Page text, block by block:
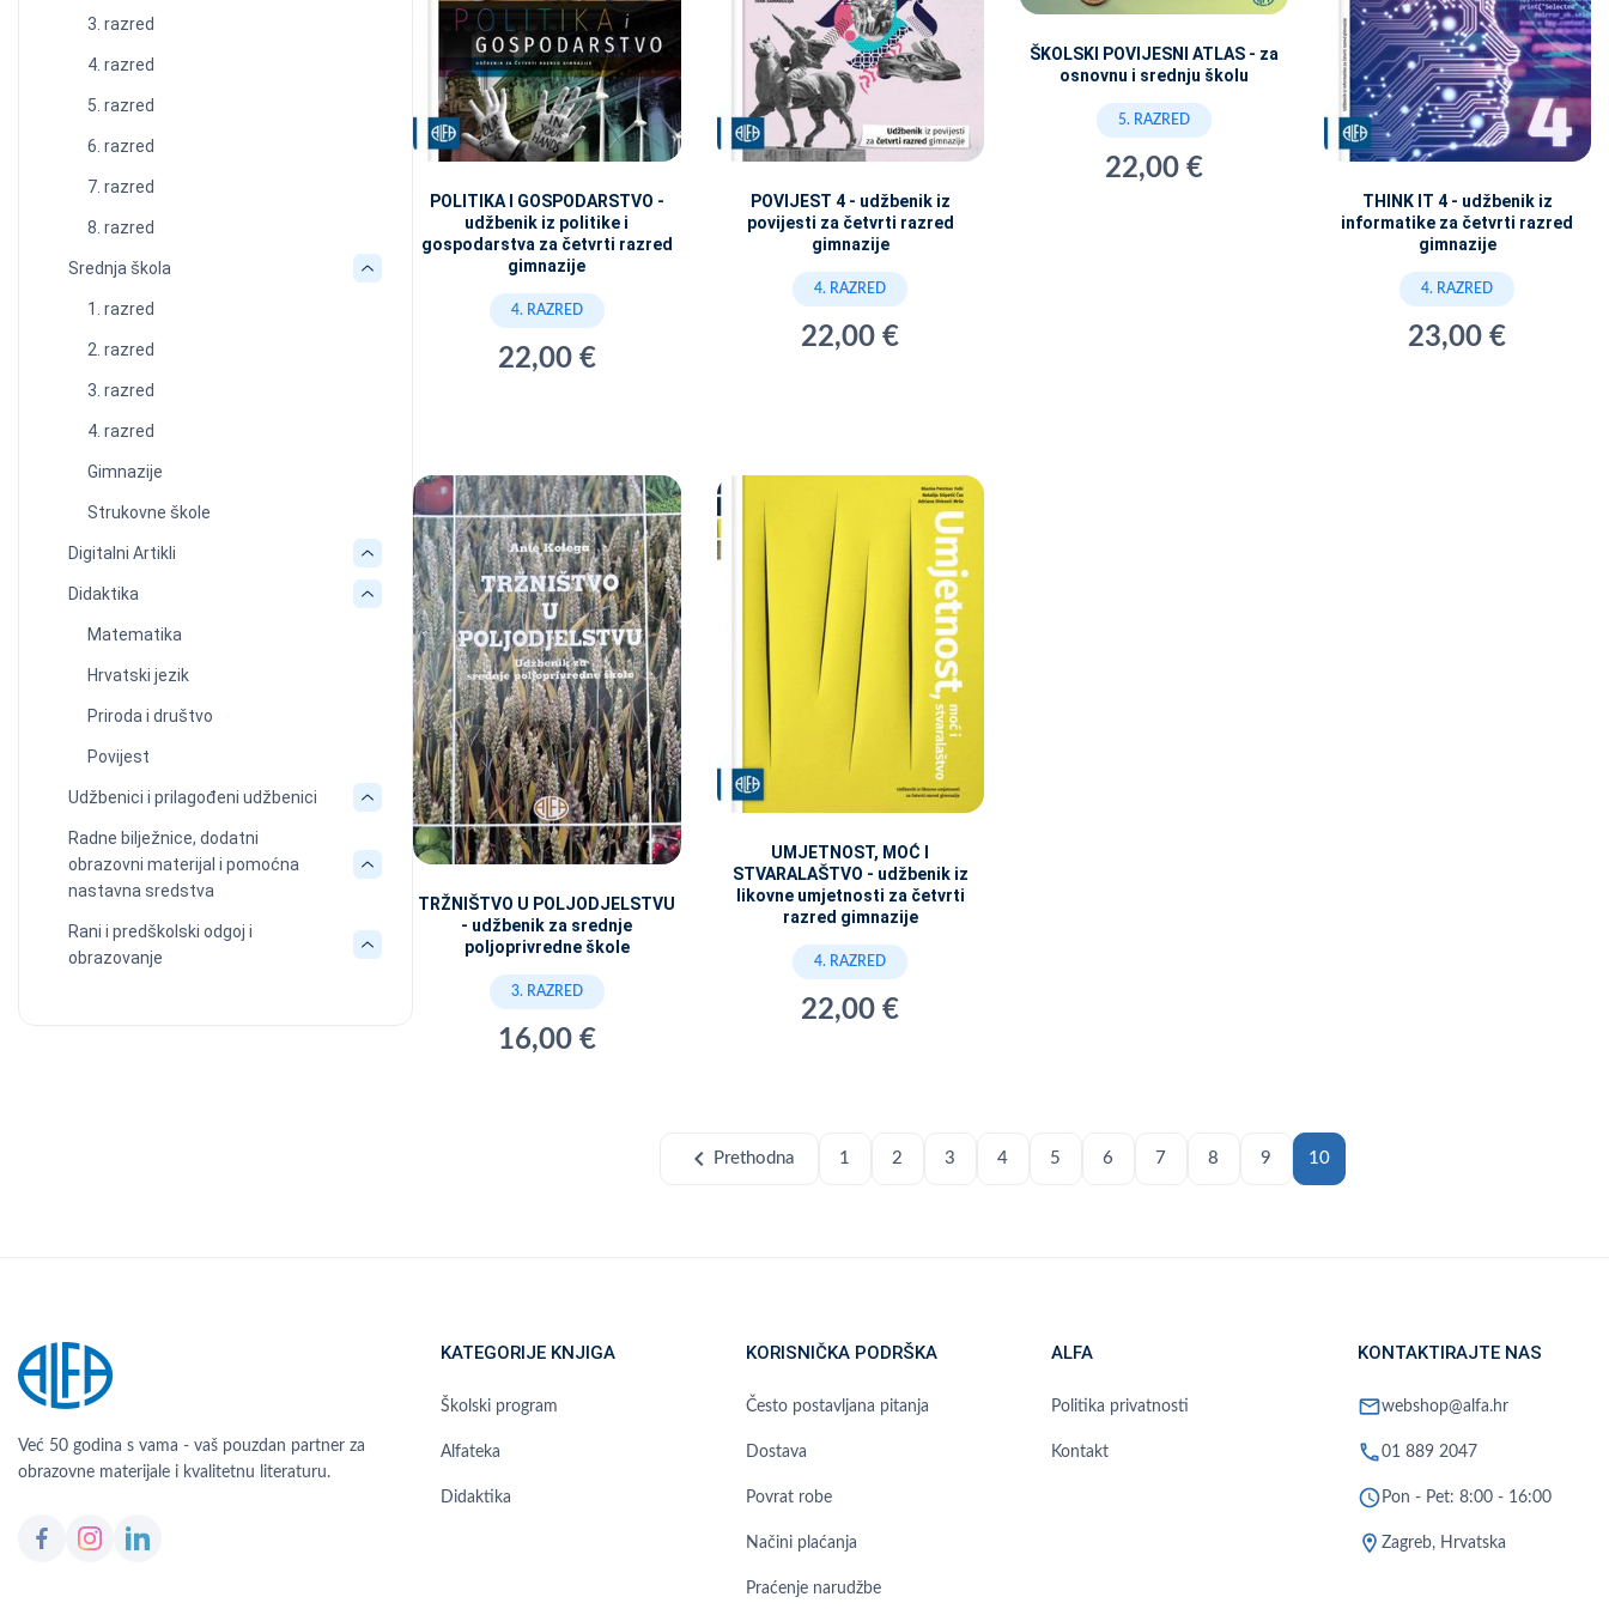
3. razred
4. razred
5. razred
6. razred
7. razred
8. razred
Srednja škola
1. razred
2. razred
3. razred
4. razred
Gimnazije
Strukovne škole
Digitalni Artikli
Didaktika
Matematika
Hrvatski jezik
Priroda i društvo
Povijest
Udžbenici i prilagođeni udžbenici
Radne bilježnice, dodatni
obrazovni materijal i pomoćna
nastavna sredstva
Rani i predškolski odgoj i
obrazovanje
POLITIKA I GOSPODARSTVO -
udžbenik iz politike i
gospodarstva za četvrti razred
gimnazije
4. RAZRED
22,00 €
POVIJEST 4 - udžbenik iz
povijesti za četvrti razred
gimnazije
4. RAZRED
22,00 €
ŠKOLSKI POVIJESNI ATLAS - za
osnovnu i srednju školu
5. RAZRED
22,00 €
THINK IT 4 - udžbenik iz
informatike za četvrti razred
gimnazije
4. RAZRED
23,00 €
TRŽNIŠTVO U POLJODJELSTVU
- udžbenik za srednje
poljoprivredne škole
3. RAZRED
16,00 €
UMJETNOST, MOĆ I
STVARALAŠTVO - udžbenik iz
likovne umjetnosti za četvrti
razred gimnazije
4. RAZRED
22,00 €
chevron_left Prethodna 1 2 3 4 5 6 7 8 9 10
Već 50 godina s vama - vaš pouzdan partner za
obrazovne materijale i kvalitetnu literaturu.
KATEGORIJE KNJIGA
Školski program
Alfateka
Didaktika
KORISNIČKA PODRŠKA
Često postavljana pitanja
Dostava
Povrat robe
Načini plaćanja
Praćenje narudžbe
ALFA
Politika privatnosti
Kontakt
KONTAKTIRAJTE NAS
mailwebshop@alfa.hr
phone01 889 2047
schedule Pon - Pet: 8:00 - 16:00
location_on Zagreb, Hrvatska